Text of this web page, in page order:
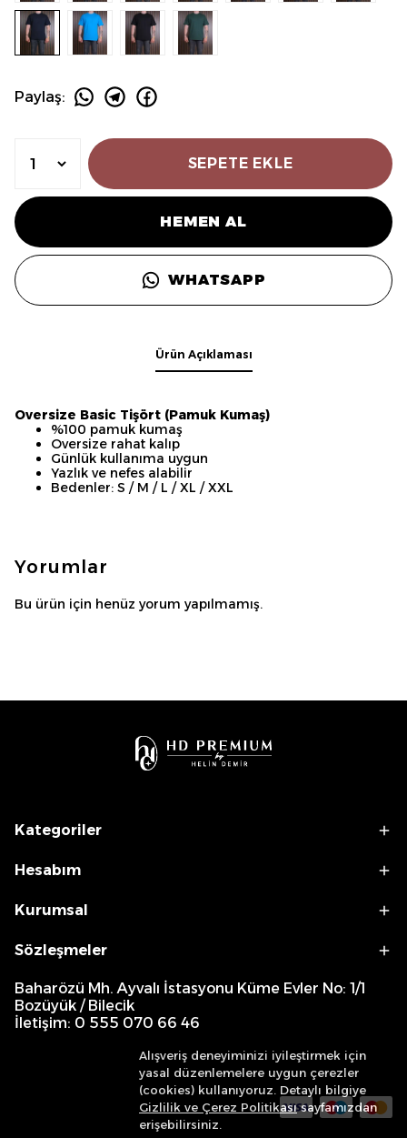
Alışveriş deneyiminizi iyileştirmek için
yasal düzenlemelere uygun çerezler
(cookies) kullanıyoruz. Detaylı bilgiye
Gizlilik ve Çerez Politikasısayfamızdan
erişebilirsiniz.
Paylaş:
SEPETE EKLE
HEMEN AL
WHATSAPP
Ürün Açıklaması
Oversize Basic Tişört (Pamuk Kumaş)
%100 pamuk kumaş
Oversize rahat kalıp
Günlük kullanıma uygun
Yazlık ve nefes alabilir
Bedenler: S / M / L / XL / XXL
Yorumlar
Bu ürün için henüz yorum yapılmamış.
Kategoriler
Hesabım
Kurumsal
Sözleşmeler
Baharözü Mh. Ayvalı İstasyonu Küme Evler No: 1/1
Bozüyük / Bilecik
İletişim: 0 555 070 66 46